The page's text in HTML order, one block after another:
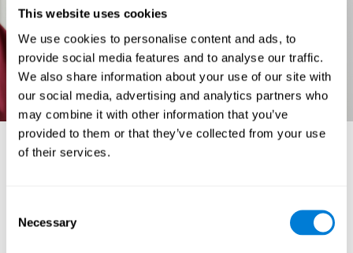
This website uses cookies
We use cookies to personalise content and ads, to
provide social media features and to analyse our traffic.
We also share information about your use of our site with
our social media, advertising and analytics partners who
may combine it with other information that you’ve
provided to them or that they’ve collected from your use
of their services.
Selection
Necessary
L'anatomie cérébrale et ses fonctions
LES GANGLIONS BASALES :
Il s'agit de structures neuronales
sous-corticales chargées de commencer et d'intégrer les mouvements. Ils